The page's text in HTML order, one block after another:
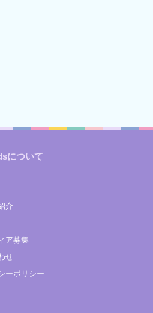
について
介
ア募集
せ
ーポリシー